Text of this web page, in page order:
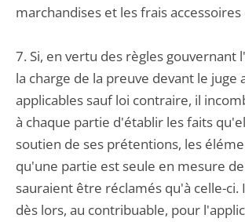
marchandises et les frais accessoires
7. Si, en vertu des règles gouvernant
la charge de la preuve devant le juge
applicables sauf loi contraire, il
à chaque partie d'établir les faits
soutien de ses prétentions, les
qu'une partie est seule en mesure
sauraient être réclamés qu'à celle-ci.
dès lors, au contribuable, pour